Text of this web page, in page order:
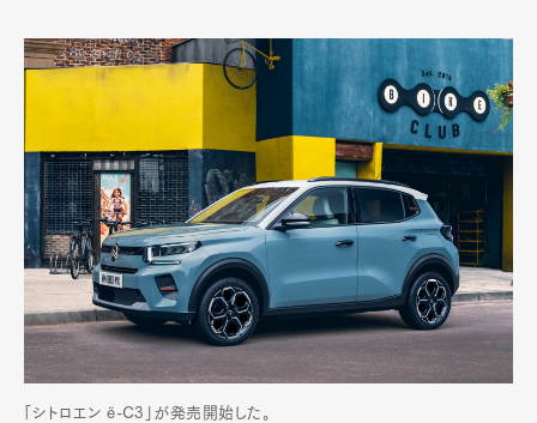
「シトロエン ë-C3」が発売開始した。